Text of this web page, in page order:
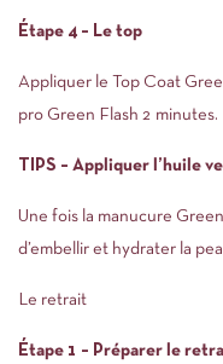
Étape 4 – Le top
Appliquer le Top Coat
pro Green Flash 2 minutes.
TIPS – Appliquer l’huile
Une fois la manucure
d’embellir et hydrater la
Le retrait
Étape 1 – Préparer le